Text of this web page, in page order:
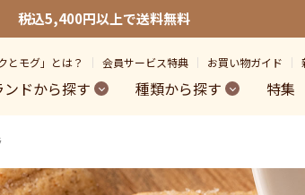
税込5,400円以上で送料無料
とモグ」とは？ 会員サービス特典 お買い物ガイド
ンドから探す 種類から探す 特集